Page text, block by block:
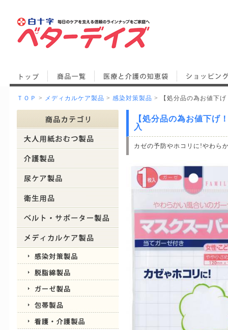
ＴＯＰ > メディカルケア製品 > 感染対策製品 > 【処分品の為お値下
【処分品の為お値下げ
入
カゼの予防やホコリに!やわら